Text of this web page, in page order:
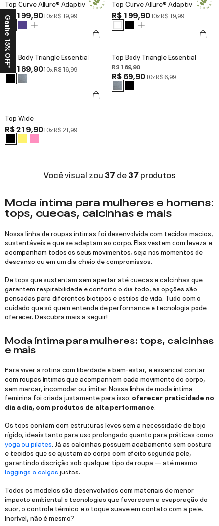
Top Curve Allure® Adaptiv
R$ 199,9010xR$ 19,99
Top Curve Allure® Adaptiv
R$ 199,9010xR$ 19,99
Top Body Triangle Essential
R$ 169,9010xR$ 16,99
Top Body Triangle Essential
R$ 169,90
R$ 69,9010xR$ 6,99
Top Wide
R$ 219,9010xR$ 21,99
Você visualizou37de37produtos
Moda íntima para mulheres e homens:
tops, cuecas, calcinhas e mais
Nossa linha de roupas íntimas foi desenvolvida com tecidos macios,
sustentáveis e que se adaptam ao corpo. Elas vestem com leveza e
acompanham todos os seus movimentos, seja nos momentos de
descanso ou em um dia cheio de compromissos.
De tops que sustentam sem apertar até cuecas e calcinhas que
garantem respirabilidade e conforto o dia todo, as opções são
pensadas para diferentes biotipos e estilos de vida. Tudo com o
cuidado que só quem entende de performance e tecnologia pode
oferecer. Descubra mais a seguir!
Moda íntima para mulheres: tops, calcinhas
e mais
Para viver a rotina com liberdade e bem-estar, é essencial contar
com roupas íntimas que acompanhem cada movimento do corpo,
sem marcar, incomodar ou limitar. Nossa linha de moda íntima
feminina foi criada justamente para isso: oferecer praticidade no
dia a dia, com produtos de alta performance.
Os tops contam com estruturas leves sem a necessidade de bojo
rígido, ideais tanto para uso prolongado quanto para práticas como
yoga ou pilates. Já as calcinhas possuem acabamento sem costura
e tecidos que se ajustam ao corpo com efeito segunda pele,
garantindo discrição sob qualquer tipo de roupa — até mesmo
leggings e calças justas.
Todos os modelos são desenvolvidos com materiais de menor
impacto ambiental e tecnologias que favorecem a evaporação do
suor, o controle térmico e o toque suave em contato com a pele.
Incrível, não é mesmo?
Ganhe 15% OFF*